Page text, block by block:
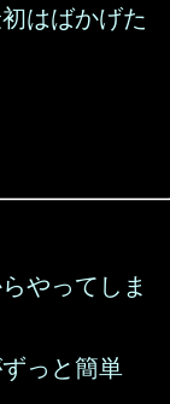
はばかげた
やってしま
っと簡単